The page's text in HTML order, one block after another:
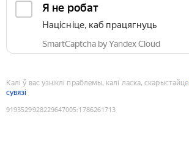
Я не робат
Націсніце, каб працягнуць
SmartCaptcha by Yandex Cloud
Калі ў вас узніклі праблемы, калі ласка, скарыстайце
сувязі
9193529928229647005:1786261713